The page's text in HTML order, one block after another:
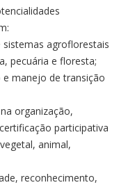
sistemas agroflorestais
pecuária e floresta;
e manejo de transição
organização,
participativa
animal,
reconhecimento,